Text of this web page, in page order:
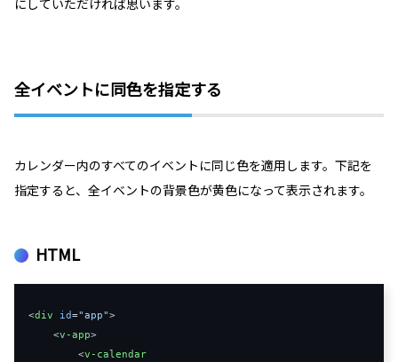
全イベントに同色を指定する
カレンダー内のすべてのイベントに同じ色を適用します。下記を
指定すると、全イベントの背景色が黄色になって表示されます。
HTML
<div id="app">
<v-app>
<v-calendar